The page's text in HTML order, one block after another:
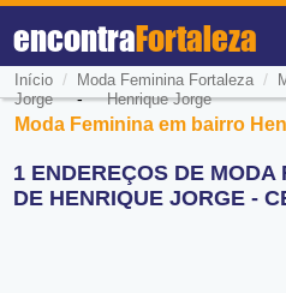
encontraFortaleza
Início / Moda Feminina Fortaleza/
Jorge-Henrique Jorge
Moda Feminina em bairro
1 ENDEREÇOS DE MODA
DE HENRIQUE JORGE -